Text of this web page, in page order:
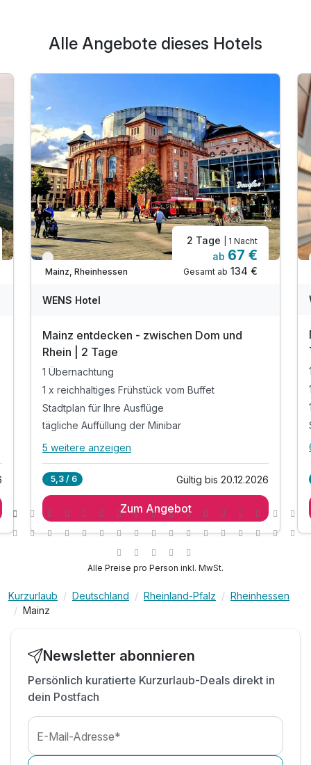
Alle Angebote dieses Hotels
Verfügbar bis Dezember
Mainz, Rheinhessen
2 Tage | 1 Nacht
ab 67 €
Gesamt ab 134 €
WENS Hotel
Mainz entdecken - zwischen Dom und
Rhein | 2 Tage
1 Übernachtung
1 x reichhaltiges Frühstück vom Buffet
Stadtplan für Ihre Ausflüge
tägliche Auffüllung der Minibar
Alle Inklusivleistungen
1 x reichhaltiges Frühstück vom Buffet
Kaffee-Kapselmaschine und Wasserkocher
kostenfreies W-Lan
Flasche Wasser auf dem Zimmer
5 weitere anzeigen
5,3 / 6 Gültig bis 20.12.2026
Zum Angebot
Alle Preise pro Person inkl. MwSt.
Kurzurlaub Deutschland Rheinland-Pfalz
Rheinhessen
Mainz
Newsletter abonnieren
Persönlich kuratierte Kurzurlaub-Deals direkt in
dein Postfach
E-Mail-Adresse*